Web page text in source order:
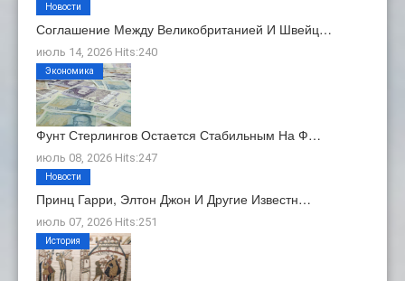
Соглашение Между Великобританией И Швейц…
июль 14, 2026 Hits:240
Новости
Фунт Стерлингов Остается Стабильным На Ф…
июль 08, 2026 Hits:247
Экономика
Принц Гарри, Элтон Джон И Другие Известн…
июль 07, 2026 Hits:251
Новости
История